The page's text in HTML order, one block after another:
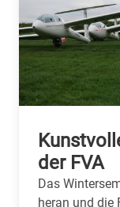
der FVA
Das
heran und die